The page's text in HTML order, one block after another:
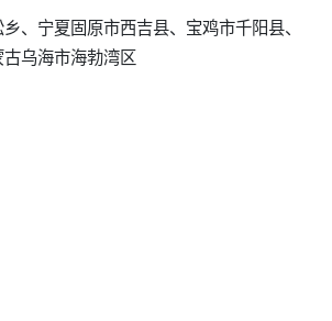
、宁夏固原市西吉县、宝鸡市千阳县、
乌海市海勃湾区